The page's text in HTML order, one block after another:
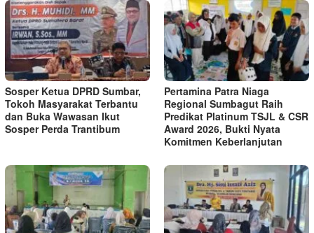
Sosper Ketua DPRD Sumbar,
Tokoh Masyarakat Terbantu
dan Buka Wawasan Ikut
Sosper Perda Trantibum
Pertamina Patra Niaga
Regional Sumbagut Raih
Predikat Platinum TSJL & CSR
Award 2026, Bukti Nyata
Komitmen Keberlanjutan